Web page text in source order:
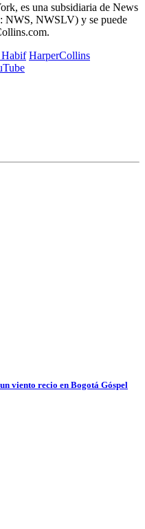
es una subsidiaria de News
NWSLV) y se puede
HarperCollins
viento recio en Bogotá Góspel